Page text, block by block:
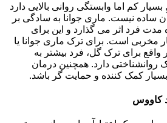
کم اما وابستگی روانی بالایی دارد
ساده نیست. ماری جوانا به سادگی بر
فرد اثر می گذارد و این برای
مخربی است. برای ترک ماری جوانا یا
واقع برای ترک گل، فرد بیشتر به
دارد. همچنین درمان
کمک کننده و حمایت گر باشد.
کاووس